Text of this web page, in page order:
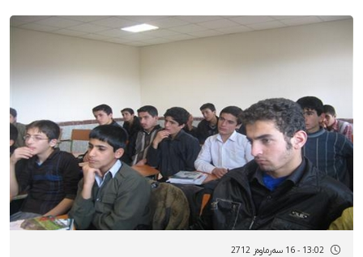
13:02 - 16 سەرماوەز 2712